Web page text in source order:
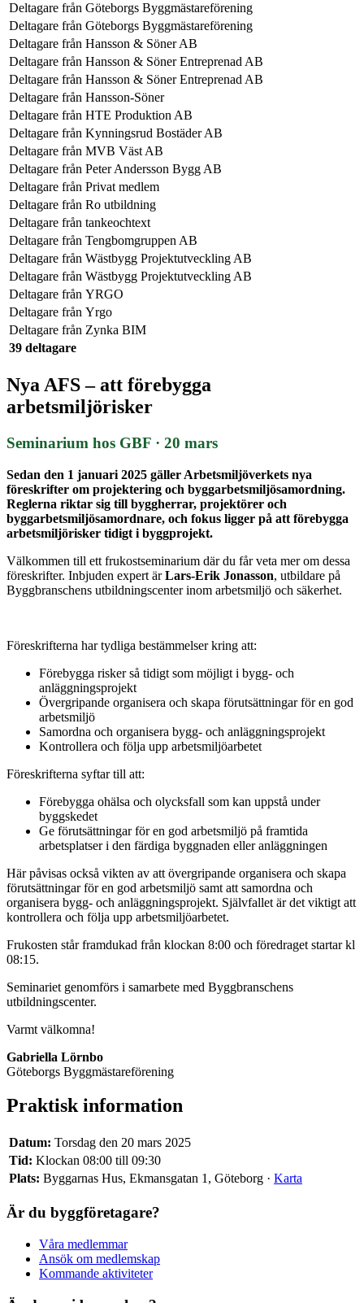
Deltagare från Göteborgs Byggmästareförening
Deltagare från Göteborgs Byggmästareförening
Deltagare från Hansson & Söner AB
Deltagare från Hansson & Söner Entreprenad AB
Deltagare från Hansson & Söner Entreprenad AB
Deltagare från Hansson-Söner
Deltagare från HTE Produktion AB
Deltagare från Kynningsrud Bostäder AB
Deltagare från MVB Väst AB
Deltagare från Peter Andersson Bygg AB
Deltagare från Privat medlem
Deltagare från Ro utbildning
Deltagare från tankeochtext
Deltagare från Tengbomgruppen AB
Deltagare från Wästbygg Projektutveckling AB
Deltagare från Wästbygg Projektutveckling AB
Deltagare från YRGO
Deltagare från Yrgo
Deltagare från Zynka BIM
39 deltagare
Nya AFS – att förebygga
arbetsmiljörisker
Seminarium hos GBF · 20 mars
Sedan den 1 januari 2025 gäller Arbetsmiljöverkets nya
föreskrifter om projektering och byggarbetsmiljösamordning.
Reglerna riktar sig till byggherrar, projektörer och
byggarbetsmiljösamordnare, och fokus ligger på att förebygga
arbetsmiljörisker tidigt i byggprojekt.
Välkommen till ett frukostseminarium där du får veta mer om dessa
föreskrifter. Inbjuden expert ärLars-Erik Jonasson, utbildare på
Byggbranschens utbildningscenter inom arbetsmiljö och säkerhet.
Föreskrifterna har tydliga bestämmelser kring att:
Förebygga risker så tidigt som möjligt i bygg- och
anläggningsprojekt
Övergripande organisera och skapa förutsättningar för en god
arbetsmiljö
Samordna och organisera bygg- och anläggningsprojekt
Kontrollera och följa upp arbetsmiljöarbetet
Föreskrifterna syftar till att:
Förebygga ohälsa och olycksfall som kan uppstå under
byggskedet
Ge förutsättningar för en god arbetsmiljö på framtida
arbetsplatser i den färdiga byggnaden eller anläggningen
Här påvisas också vikten av att övergripande organisera och skapa
förutsättningar för en god arbetsmiljö samt att samordna och
organisera bygg- och anläggningsprojekt. Självfallet är det viktigt att
kontrollera och följa upp arbetsmiljöarbetet.
Frukosten står framdukad från klockan 8:00 och föredraget startar kl
08:15.
Seminariet genomförs i samarbete med Byggbranschens
utbildningscenter.
Varmt välkomna!
Gabriella Lörnbo
Göteborgs Byggmästareförening
Praktisk information
Datum: Torsdag den 20 mars 2025
Tid: Klockan 08:00 till 09:30
Plats: Byggarnas Hus, Ekmansgatan 1, Göteborg · Karta
Är du byggföretagare?
Våra medlemmar
Ansök om medlemskap
Kommande aktiviteter